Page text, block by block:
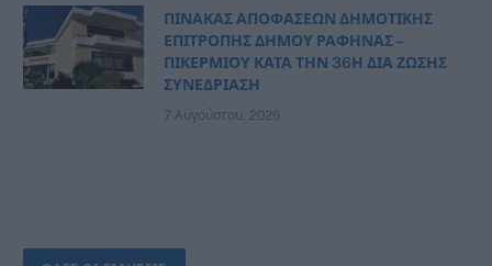
ΠΙΝΑΚΑΣ ΑΠΟΦΑΣΕΩΝ ΔΗΜΟΤΙΚΗΣ
ΕΠΙΤΡΟΠΗΣ ΔΗΜΟΥ ΡΑΦΗΝΑΣ –
ΠΙΚΕΡΜΙΟΥ ΚΑΤΑ ΤΗΝ 36Η ΔΙΑ ΖΩΣΗΣ
ΣΥΝΕΔΡΙΑΣΗ
7 Αυγούστου, 2026